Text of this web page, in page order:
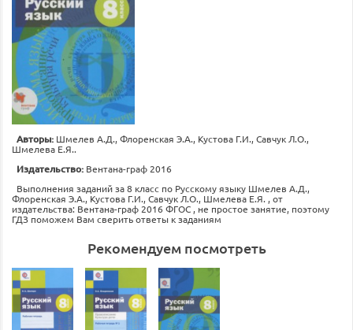
Авторы: Шмелев А.Д., Флоренская Э.А., Кустова Г.И., Савчук Л.О.,
Шмелева Е.Я..
Издательство: Вентана-граф 2016
Выполнения заданий за 8 класс по Русскому языку Шмелев А.Д.,
Флоренская Э.А., Кустова Г.И., Савчук Л.О., Шмелева Е.Я. , от
издательства: Вентана-граф 2016 ФГОС , не простое занятие, поэтому
ГДЗ поможем Вам сверить ответы к заданиям
Рекомендуем посмотреть